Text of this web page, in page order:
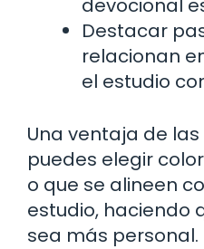
devocional
Destacar
relacionan
el estudio
Una ventaja de
puedes elegir
o que se alineen
estudio, haciendo
sea más personal.